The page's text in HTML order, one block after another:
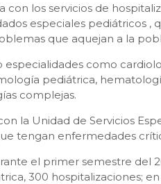
con los servicios de
especiales pediátricos ,
que aquejan a la
especialidades como
pediátrica,
complejas.
la Unidad de Servicios
tengan enfermedades
el primer semestre del
300 hospitalizaciones;